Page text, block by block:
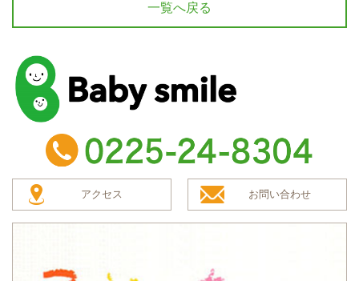
一覧へ戻る
baby smile
TEL：0225-24-8304
アクセス お問い合わせ